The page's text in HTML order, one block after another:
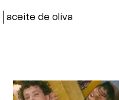
aceite de oliva